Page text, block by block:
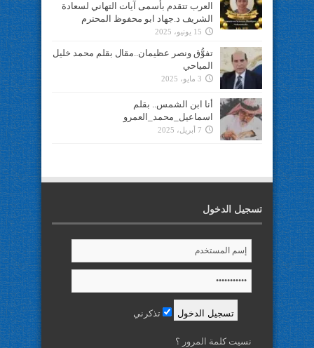
العرب تتقدم بأسمى آيات التهاني لسعادة
الشريف د.جهاد ابو محفوظ المحترم
15 يونيو، 2025
تفوُّق ونصر عظيمان..مقال بقلم محمد خليل
المياحي
3 مايو، 2025
أنا ابن الشمس.. بقلم
اسماعيل_محمد_العمرو
7 أبريل، 2025
تسجيل الدخول
تذكرني
نسيت كلمة المرور ؟